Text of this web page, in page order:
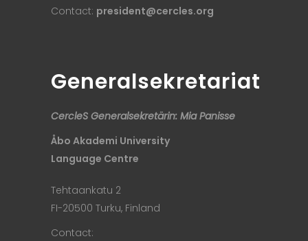
Contact: president@cercles.org
Generalsekretariat
CercleS Generalsekretärin: Mia Panisse
Åbo Akademi University
Language Centre
Tehtaankatu 2
FI-20500 Turku, Finland
Contact: